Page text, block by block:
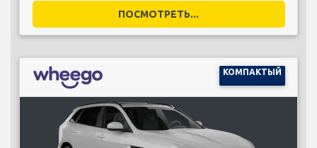
ПОСМОТРЕТЬ...
КОМПАКТЫЙ